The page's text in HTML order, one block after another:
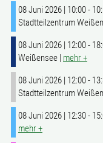
08 Juni 2026 | 10:00 -
Stadtteilzentrum
08 Juni 2026 | 12:00 -
Weißensee | mehr +
08 Juni 2026 | 12:00 -
Stadtteilzentrum
08 Juni 2026 | 12:30 -
mehr +